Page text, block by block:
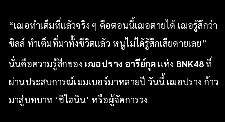
“เฌอทำเต็มที่แล้วจริง ๆ คือตอนนี้เฌอตายได้ เฌอรู้สึกว่า
ชิลล์ ทำเต็มที่มาทั้งชีวิตแล้ว หนูไม่ได้รู้สึกเสียดายเลย”
นั่นคือความรู้สึกของ เฌอปราง อารีย์กุลแห่ง BNK48ที่
ผ่านประสบการณ์เมมเบอร์มาหลายปี วันนี้ เฌอปราง ก้าว
มาสู่บทบาท ‘ชิไฮนิน’ หรือผู้จัดการวง